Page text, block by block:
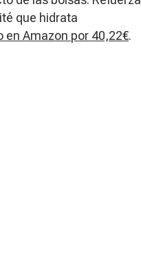
que hidrata
en Amazon por 40,22€.